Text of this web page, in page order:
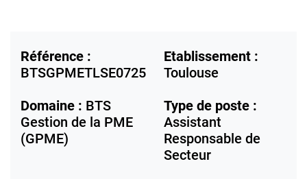
Référence :
BTSGPMETLSE0725
Etablissement :
Toulouse
Domaine : BTS
Gestion de la PME
(GPME)
Type de poste :
Assistant
Responsable de
Secteur